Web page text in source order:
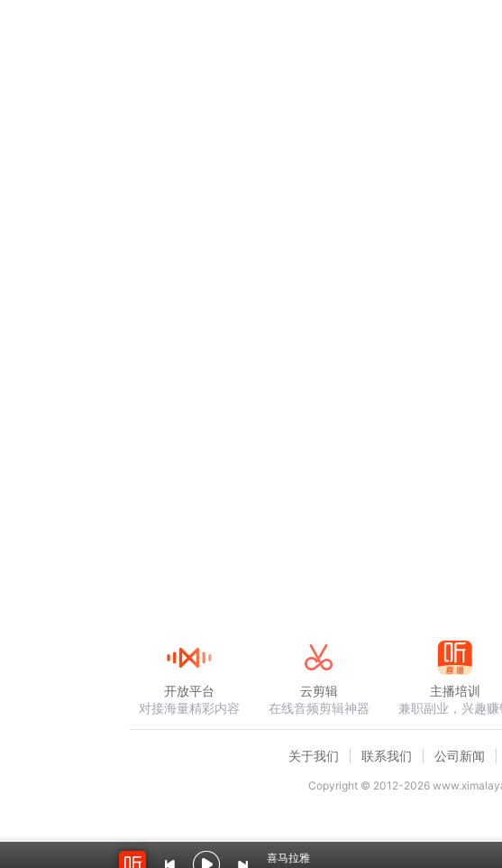
喜马拉雅
开放平台
对接海量精彩内容
云剪辑
在线音频剪辑神器
主播培训
兼职副业，兴趣赚
关于我们 联系我们 公司新闻
Copyright © 2012-2026